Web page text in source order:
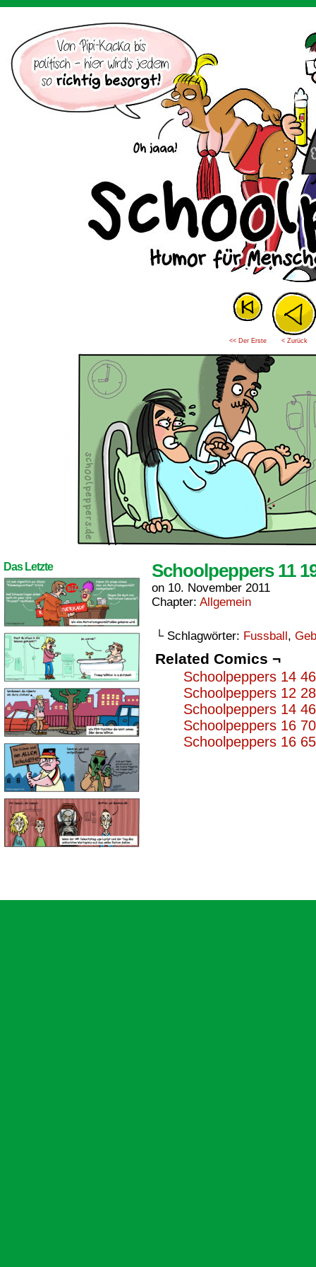
<< Der Erste < Zurück
Das Letzte Schoolpeppers 11
on 10. November 2011
Chapter: Allgemein
└ Schlagwörter: Fussball,
Related Comics ¬
Schoolpeppers 14
Schoolpeppers 12
Schoolpeppers 14
Schoolpeppers 16
Schoolpeppers 16